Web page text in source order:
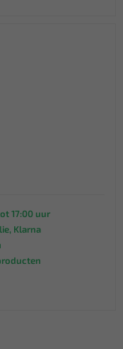
17:00 uur
Klarna